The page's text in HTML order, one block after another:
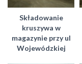
Składowanie
kruszywa w
magazynie przy ul
Wojewódzkiej